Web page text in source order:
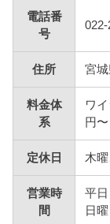
電話番
号
住所 宮
料金体
系
ワ
円〜
定休日 木
営業時
間
平
日